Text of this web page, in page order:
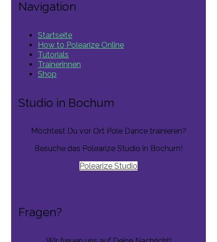
Navigation
Startseite
How to Polearize Online
Tutorials
Trainerinnen
Shop
Studio in Bochum
Möchtest Du vor Ort Pole Dance trainieren?
Besuche das Polearize Studio in Bochum!
Polearize Studio
Fragen?